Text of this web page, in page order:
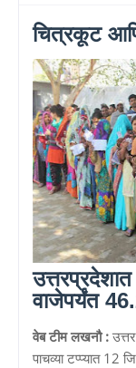
चित्रकूट
उत्तरप्रदेशात
वाजेपर्यंत
वेब टीम लखनौ :
पाचव्या टप्प्यात 12